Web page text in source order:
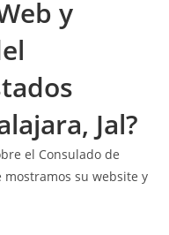
y
Jal?
el Consulado de
mostramos su website y